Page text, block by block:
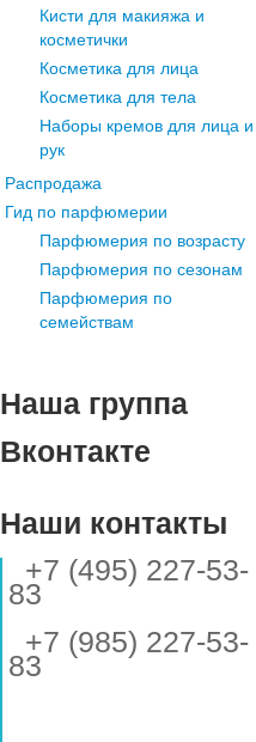
Кисти для макияжа и
косметички
Косметика для лица
Косметика для тела
Наборы кремов для лица и
рук
Распродажа
Гид по парфюмерии
Парфюмерия по возрасту
Парфюмерия по сезонам
Парфюмерия по
семействам
Наша группа
Вконтакте
Наши контакты
+7 (495) 227-53-
83
+7 (985) 227-53-
83